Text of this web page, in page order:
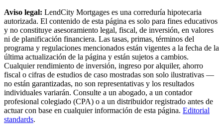
Aviso legal: LendCity Mortgages es una correduría hipotecaria
autorizada. El contenido de esta página es solo para fines educativos
y no constituye asesoramiento legal, fiscal, de inversión, en valores
ni de planificación financiera. Las tasas, primas, términos del
programa y regulaciones mencionados están vigentes a la fecha de la
última actualización de la página y están sujetos a cambios.
Cualquier rendimiento de inversión, ingreso por alquiler, ahorro
fiscal o cifras de estudios de caso mostradas son solo ilustrativas —
no están garantizadas, no son representativas y los resultados
individuales variarán. Consulte a un abogado, a un contador
profesional colegiado (CPA) o a un distribuidor registrado antes de
actuar con base en cualquier información de esta página. Editorial
standards.